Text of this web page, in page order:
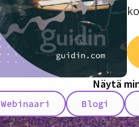
Näytä
Webinaari Blogi